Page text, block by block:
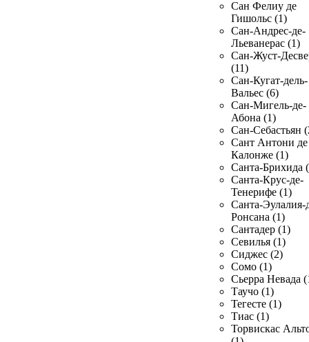
Сан Фелиу де
Гишольс (1)
Сан-Андрес-де-
Льеванерас (1)
Сан-Жуст-
(11)
Сан-Кугат-дель-
Вальес (6)
Сан-Мигель-де-
Абона (1)
Сан-Себастьян
Сант Антони де
Калонже (1)
Санта-Брихида
Санта-Крус-де-
Тенерифе (1)
Санта-Эулалия-
Ронсана (1)
Сантадер (1)
Севилья (1)
Сиджес (2)
Сомо (1)
Сьерра Невада
Таучо (1)
Тегесте (1)
Тиас (1)
Торвискас